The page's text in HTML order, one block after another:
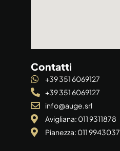
Contatti
+39 351 6069127
+39 351 6069127
info@auge.srl
Avigliana: 011 9311878
Pianezza: 011 9943037